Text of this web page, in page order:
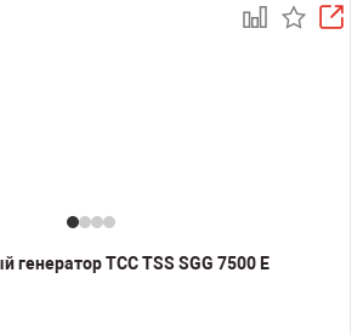
генератор ТСС TSS SGG 7500 E